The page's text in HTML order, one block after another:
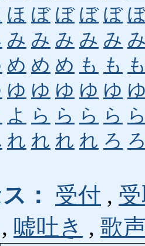
ほ ぼ ぼ ぼ ぼ
み み み み み
め め め も も
ゆ ゆ ゆ ゆ ゆ
よ ら ら ら ら
れ れ れ れ ろ
： 受付 ,
, 嘘吐き , 歌